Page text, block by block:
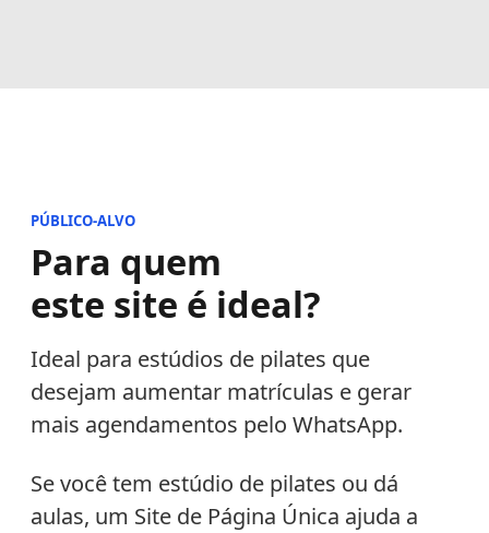
PÚBLICO-ALVO
Para quem
este site é ideal?
Ideal para estúdios de pilates que
desejam aumentar matrículas e gerar
mais agendamentos pelo WhatsApp.
Se você tem estúdio de pilates ou dá
aulas, um Site de Página Única ajuda a